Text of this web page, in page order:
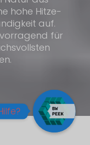
hohe Hitze-
auf.
für
Offener